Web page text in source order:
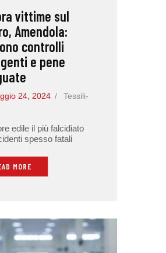
vittime sul
Amendola:
controlli
e pene
24, 2024
Tessili-
edile il più falcidiato
spesso fatali
MORE